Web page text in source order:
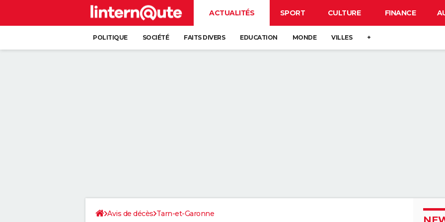
ACTUALITÉS SPORT CULTURE FINANCE
POLITIQUE SOCIÉTÉ FAITS DIVERS EDUCATION MONDE VILLES +
Avis de décès Tarn-et-Garonne